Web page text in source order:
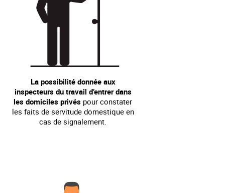
La possibilité donnée aux
inspecteurs du travail d’entrer dans
les domiciles privés pour constater
les faits de servitude domestique en
cas de signalement.